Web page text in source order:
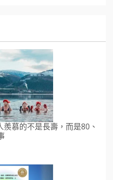
慕的不是長壽，而是80、